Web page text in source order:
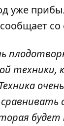
уже
со
техники,